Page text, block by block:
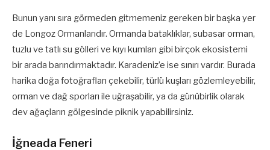
Bunun yanı sıra görmeden gitmemeniz gereken bir başka yer
de Longoz Ormanlarıdır. Ormanda bataklıklar, subasar orman,
tuzlu ve tatlı su gölleri ve kıyı kumları gibi birçok ekosistemi
bir arada barındırmaktadır. Karadeniz’e ise sınırı vardır. Burada
harika doğa fotoğrafları çekebilir, türlü kuşları gözlemleyebilir,
orman ve dağ sporları ile uğraşabilir, ya da günübirlik olarak
dev ağaçların gölgesinde piknik yapabilirsiniz.
İğneada Feneri